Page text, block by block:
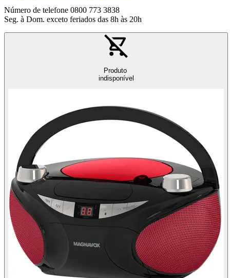
Número de telefone 0800 773 3838
Seg. à Dom. exceto feriados das 8h às 20h
Produto
indisponível